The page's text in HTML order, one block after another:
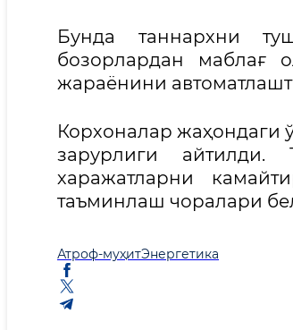
Бунда таннархни
бозорлардан маблағ
жараёнини
Корхоналар жаҳондаги
зарурлиги айтилди.
харажатларни
таъминлаш чоралари
Атроф-муҳитЭнергетика